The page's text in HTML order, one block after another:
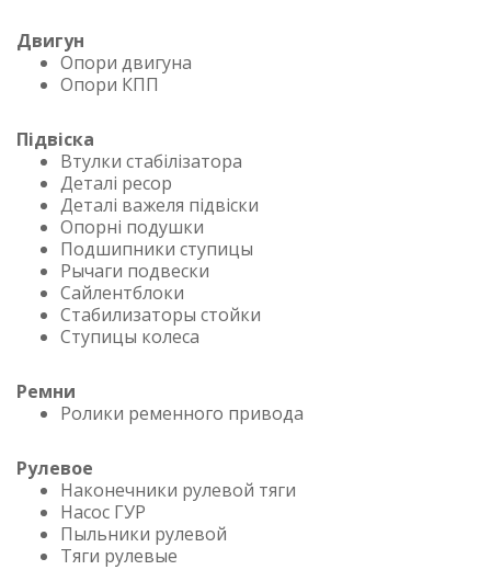
Двигун
Опори двигуна
Опори КПП
Підвіска
Втулки стабілізатора
Деталі ресор
Деталі важеля підвіски
Опорні подушки
Подшипники ступицы
Рычаги подвески
Сайлентблоки
Стабилизаторы стойки
Ступицы колеса
Ремни
Ролики ременного привода
Рулевое
Наконечники рулевой тяги
Насос ГУР
Пыльники рулевой
Тяги рулевые